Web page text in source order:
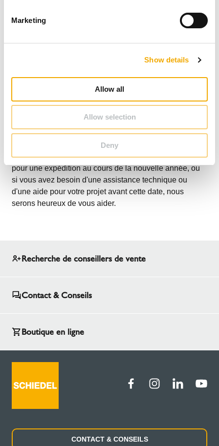
Marketing
Show details
Allow all
Allow selection
Deny
Notre service clientèle, notre service d'assistance
technique et notre bureau d'études resteront disponibles
jusqu'au vendredi 19 décembre. Si vous avez des
questions, si vous souhaitez passer des commandes
pour une expédition au cours de la nouvelle année, ou
si vous avez besoin d'une assistance technique ou
d'une aide pour votre projet avant cette date, nous
serons heureux de vous aider.
Recherche de conseillers de vente
Contact & Conseils
Boutique en ligne
CONTACT & CONSEILS